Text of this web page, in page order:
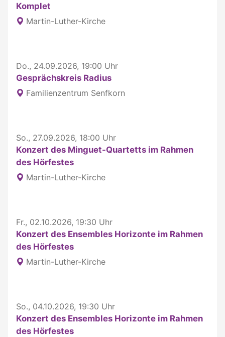
Komplet
Martin-Luther-Kirche
Do., 24.09.2026, 19:00 Uhr
Gesprächskreis Radius
Familienzentrum Senfkorn
So., 27.09.2026, 18:00 Uhr
Konzert des Minguet-Quartetts im Rahmen
des Hörfestes
Martin-Luther-Kirche
Fr., 02.10.2026, 19:30 Uhr
Konzert des Ensembles Horizonte im Rahmen
des Hörfestes
Martin-Luther-Kirche
So., 04.10.2026, 19:30 Uhr
Konzert des Ensembles Horizonte im Rahmen
des Hörfestes